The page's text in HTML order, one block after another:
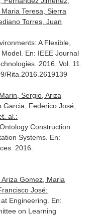
Teresa, Sierra
Torres, Juan
A Flexible,
En: IEEE Journal
. 2016. Vol. 11.
Rita.2016.2619139
Sergio, Ariza
Federico José,
al.:
Construction
Systems. En:
. 2016.
Gomez, Maria
José:
Engineering. En:
on Learning